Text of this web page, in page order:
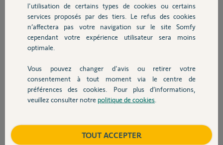
Autres produits
Devis avec un pro
Contact
Réponses
Bonsoir,
Patientez ici un Yellow's vous contactera pour l'échange gracieux de vos
l'utilisation de certains types de cookies ou certains
services proposés par des tiers. Le refus des cookies
n’affectera pas votre navigation sur le site Somfy
cependant votre expérience utilisateur sera moins
optimale.
Vous pouvez changer d'avis ou retirer votre
consentement à tout moment via le centre de
préférences des cookies. Pour plus d’informations,
veuillez consulter notre politique de cookies
TOUT ACCEPTER